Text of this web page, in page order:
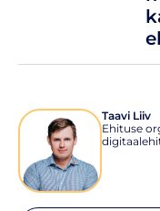
Taavi Liiv
Ehituse